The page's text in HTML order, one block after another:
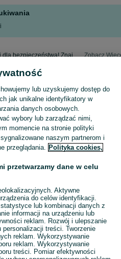
Po części dla komfortu, a po części dla bezpieczeństwa! Znajdź coś dla swojego auta w kategorii Osobowe na OLX - Korzeńsko i okolice! Zobacz
lub uzyskujemy dostęp do
jak unikalne identyfikatory w
danych osobowych.
wybory lub zarządzać nimi,
momencie na stronie polityki
naszym partnerom i
przeglądania. Polityka cookies,
przetwarzamy dane w celu
Aktywne
do celów identyfikacji.
lub kombinacji danych z
informacji na urządzeniu lub
reklam. Rozwój i ulepszanie
personalizacji treści. Tworzenie
reklam. Wykorzystywanie
reklam. Wykorzystywanie
treści. Pomiar efektywności